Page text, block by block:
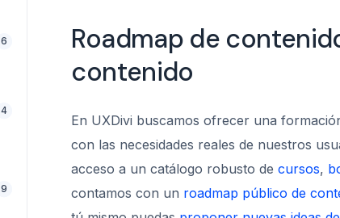
6
4
9
Roadmap de
contenido
En UXDivi buscamos ofrecer una
con las necesidades reales de nuestros
acceso a un catálogo robusto decursos,
contamos con un roadmap público de